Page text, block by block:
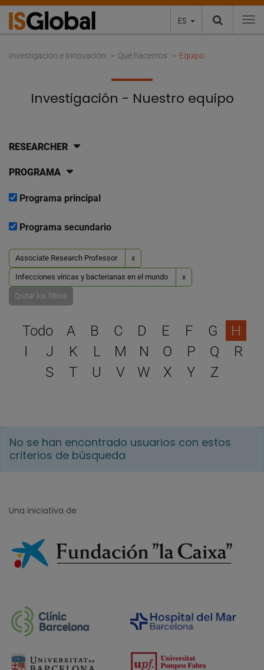
ES
Investigación e Innovación Qué hacemos Equipo
Investigación - Nuestro equipo
RESEARCHER
PROGRAMA
Programa principal
Programa secundario
Associate Research Professor x
Infecciones víricas y bacterianas en el mundo x
Quitar los filtros
Selecciona una letra
Todo A B C D E F G
H
I
J K L M N O P Q
R
S
T U V W X Y Z
No se han encontrado usuarios con estos
criterios de búsqueda
Una iniciativa de